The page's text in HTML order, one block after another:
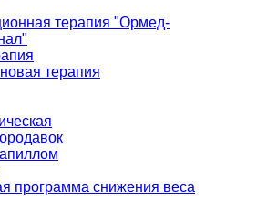
терапия "Ормед-
терапия
программа снижения веса